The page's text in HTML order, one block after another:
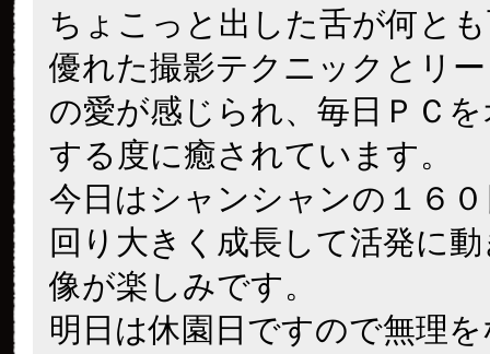
ちょこっと出した舌が何と
優れた撮影テクニックとリ
の愛が感じられ、毎日ＰＣ
する度に癒されています。
今日はシャンシャンの１６
回り大きく成長して活発に
像が楽しみです。
明日は休園日ですので無理